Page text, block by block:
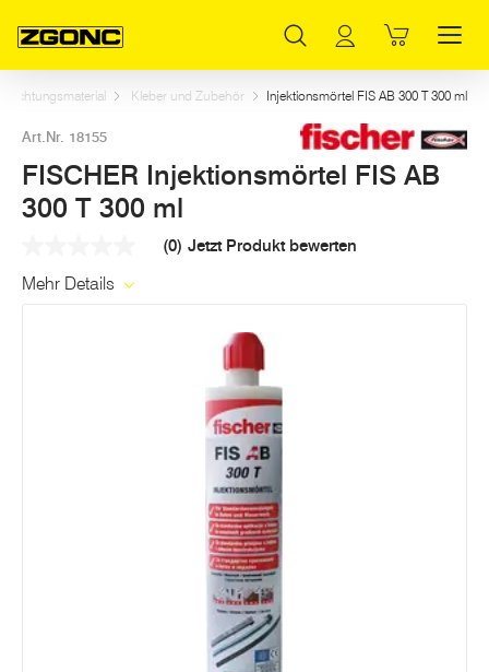
Dichtungsmaterial Kleber und Zubehör Injektionsmörtel FIS AB 300 T 300 ml
Art.Nr. 18155
FISCHER Injektionsmörtel FIS AB
300 T 300 ml
Link
(0) Jetzt Produkt bewerten
Mehr Details